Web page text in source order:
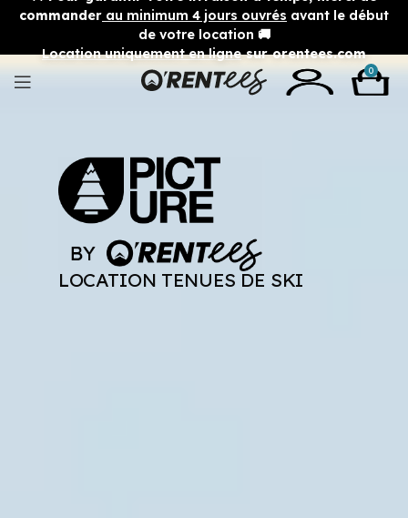
commander au minimum 4 jours ouvrés avant le début
de votre location 🚚
Location uniquement en lignesur orentees.com
0
LOCATION TENUES DE SKI